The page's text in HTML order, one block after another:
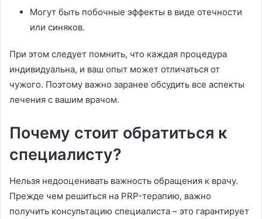
Могут быть побочные эффекты в виде отечности
или синяков.
При этом следует помнить, что каждая процедура
индивидуальна, и ваш опыт может отличаться от
чужого. Поэтому важно заранее обсудить все аспекты
лечения с вашим врачом.
Почему стоит обратиться к
специалисту?
Нельзя недооценивать важность обращения к врачу.
Прежде чем решиться на PRP-терапию, важно
получить консультацию специалиста – это гарантирует